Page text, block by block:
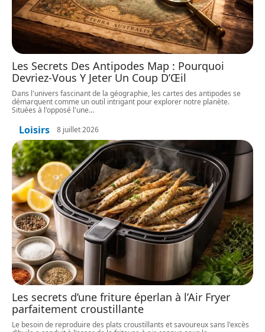
Les Secrets Des Antipodes Map : Pourquoi
Devriez-Vous Y Jeter Un Coup D’Œil
Dans l'univers fascinant de la géographie, les cartes des antipodes se
démarquent comme un outil intrigant pour explorer notre planète.
Situées à l'opposé l'une…
Loisirs 8 juillet 2026
Les secrets d’une friture éperlan à l’Air Fryer
parfaitement croustillante
Le besoin de reproduire des plats croustillants et savoureux sans l'excès